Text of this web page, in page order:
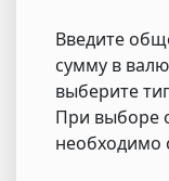
Введите
сумму в
выберите
При выборе
необходимо